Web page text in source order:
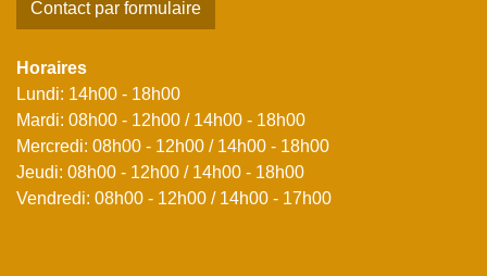
Contact par formulaire
Horaires
Lundi: 14h00 - 18h00
Mardi: 08h00 - 12h00 / 14h00 - 18h00
Mercredi: 08h00 - 12h00 / 14h00 - 18h00
Jeudi: 08h00 - 12h00 / 14h00 - 18h00
Vendredi: 08h00 - 12h00 / 14h00 - 17h00